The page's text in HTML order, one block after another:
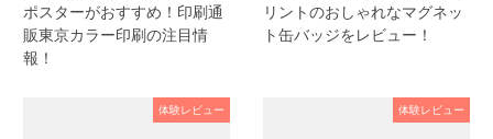
ポスターがおすすめ！印刷通
販東京カラー印刷の注目情
報！
リントのおしゃれなマグネッ
ト缶バッジをレビュー！
体験レビュー 体験レビュー